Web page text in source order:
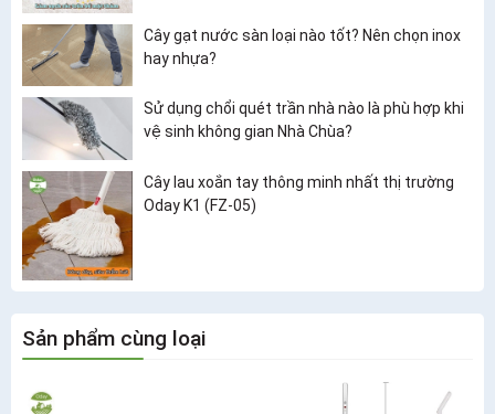
Cây gạt nước sàn loại nào tốt? Nên chọn inox
hay nhựa?
Sử dụng chổi quét trần nhà nào là phù hợp khi
vệ sinh không gian Nhà Chùa?
Cây lau xoắn tay thông minh nhất thị trường
Oday K1 (FZ-05)
Sản phẩm cùng loại